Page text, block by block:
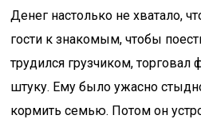
Денег настолько не хватало,
гости к знакомым, чтобы
трудился грузчиком,
штуку. Ему было ужасно
кормить семью. Потом он